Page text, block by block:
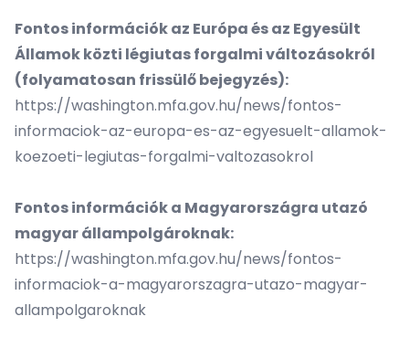
Fontos információk az Európa és az Egyesült
Államok közti légiutas forgalmi változásokról
(folyamatosan frissülő bejegyzés):
https://washington.mfa.gov.hu/news/fontos-
informaciok-az-europa-es-az-egyesuelt-allamok-
koezoeti-legiutas-forgalmi-valtozasokrol
Fontos információk a Magyarországra utazó
magyar állampolgároknak:
https://washington.mfa.gov.hu/news/fontos-
informaciok-a-magyarorszagra-utazo-magyar-
allampolgaroknak